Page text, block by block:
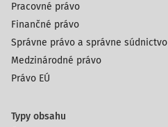
Pracovné právo
Finančné právo
Správne právo a správne súdnictvo
Medzinárodné právo
Právo EÚ
Typy obsahu